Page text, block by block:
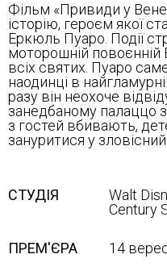
Фільм «Привиди у
історію, героєм якої
Еркюль Пуаро. Події
моторошній повоєнній
всіх святих. Пуаро
наодинці в
разу він неохоче
занедбаному палаццо
з гостей вбивають,
зануритися у
СТУДІЯ
Walt
Century
ПРЕМ'ЄРА 14